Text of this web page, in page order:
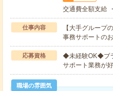
交通費全額支給
仕事内容
【大手グループ
事務サポートの
応募資格
◆未経験OK◆ブ
サポート業務が
職場の雰囲気